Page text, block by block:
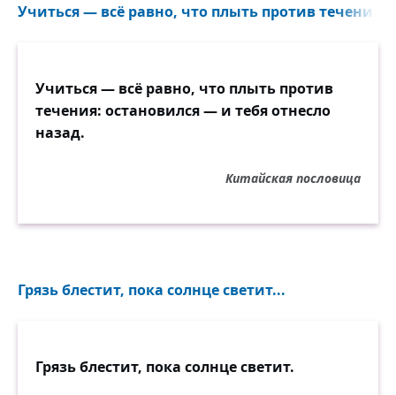
Учиться — всё равно, что плыть против течения:
Учиться — всё равно, что плыть против
течения: остановился — и тебя отнесло
назад.
Китайская пословица
Грязь блестит, пока солнце светит...
Грязь блестит, пока солнце светит.